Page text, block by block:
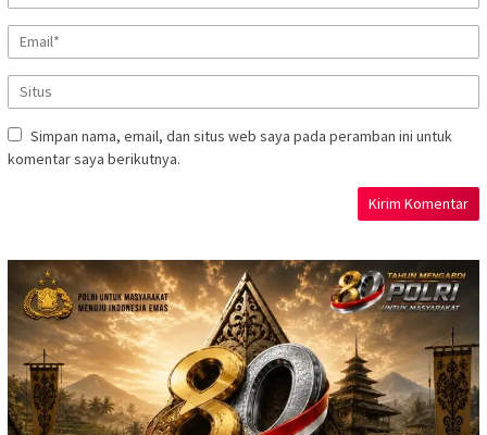
Simpan nama, email, dan situs web saya pada peramban ini untuk
komentar saya berikutnya.